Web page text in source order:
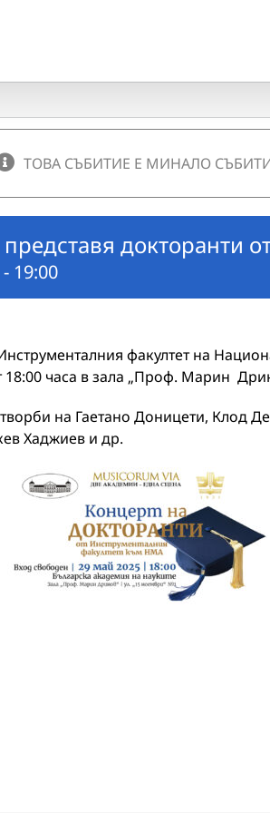
ТОВА СЪБИТИЕ Е МИНАЛО
представя докторанти
- 19:00
факултет на
часа в зала „Проф. Марин
на Гаетано Доницети, Клод
Хаджиев и др.